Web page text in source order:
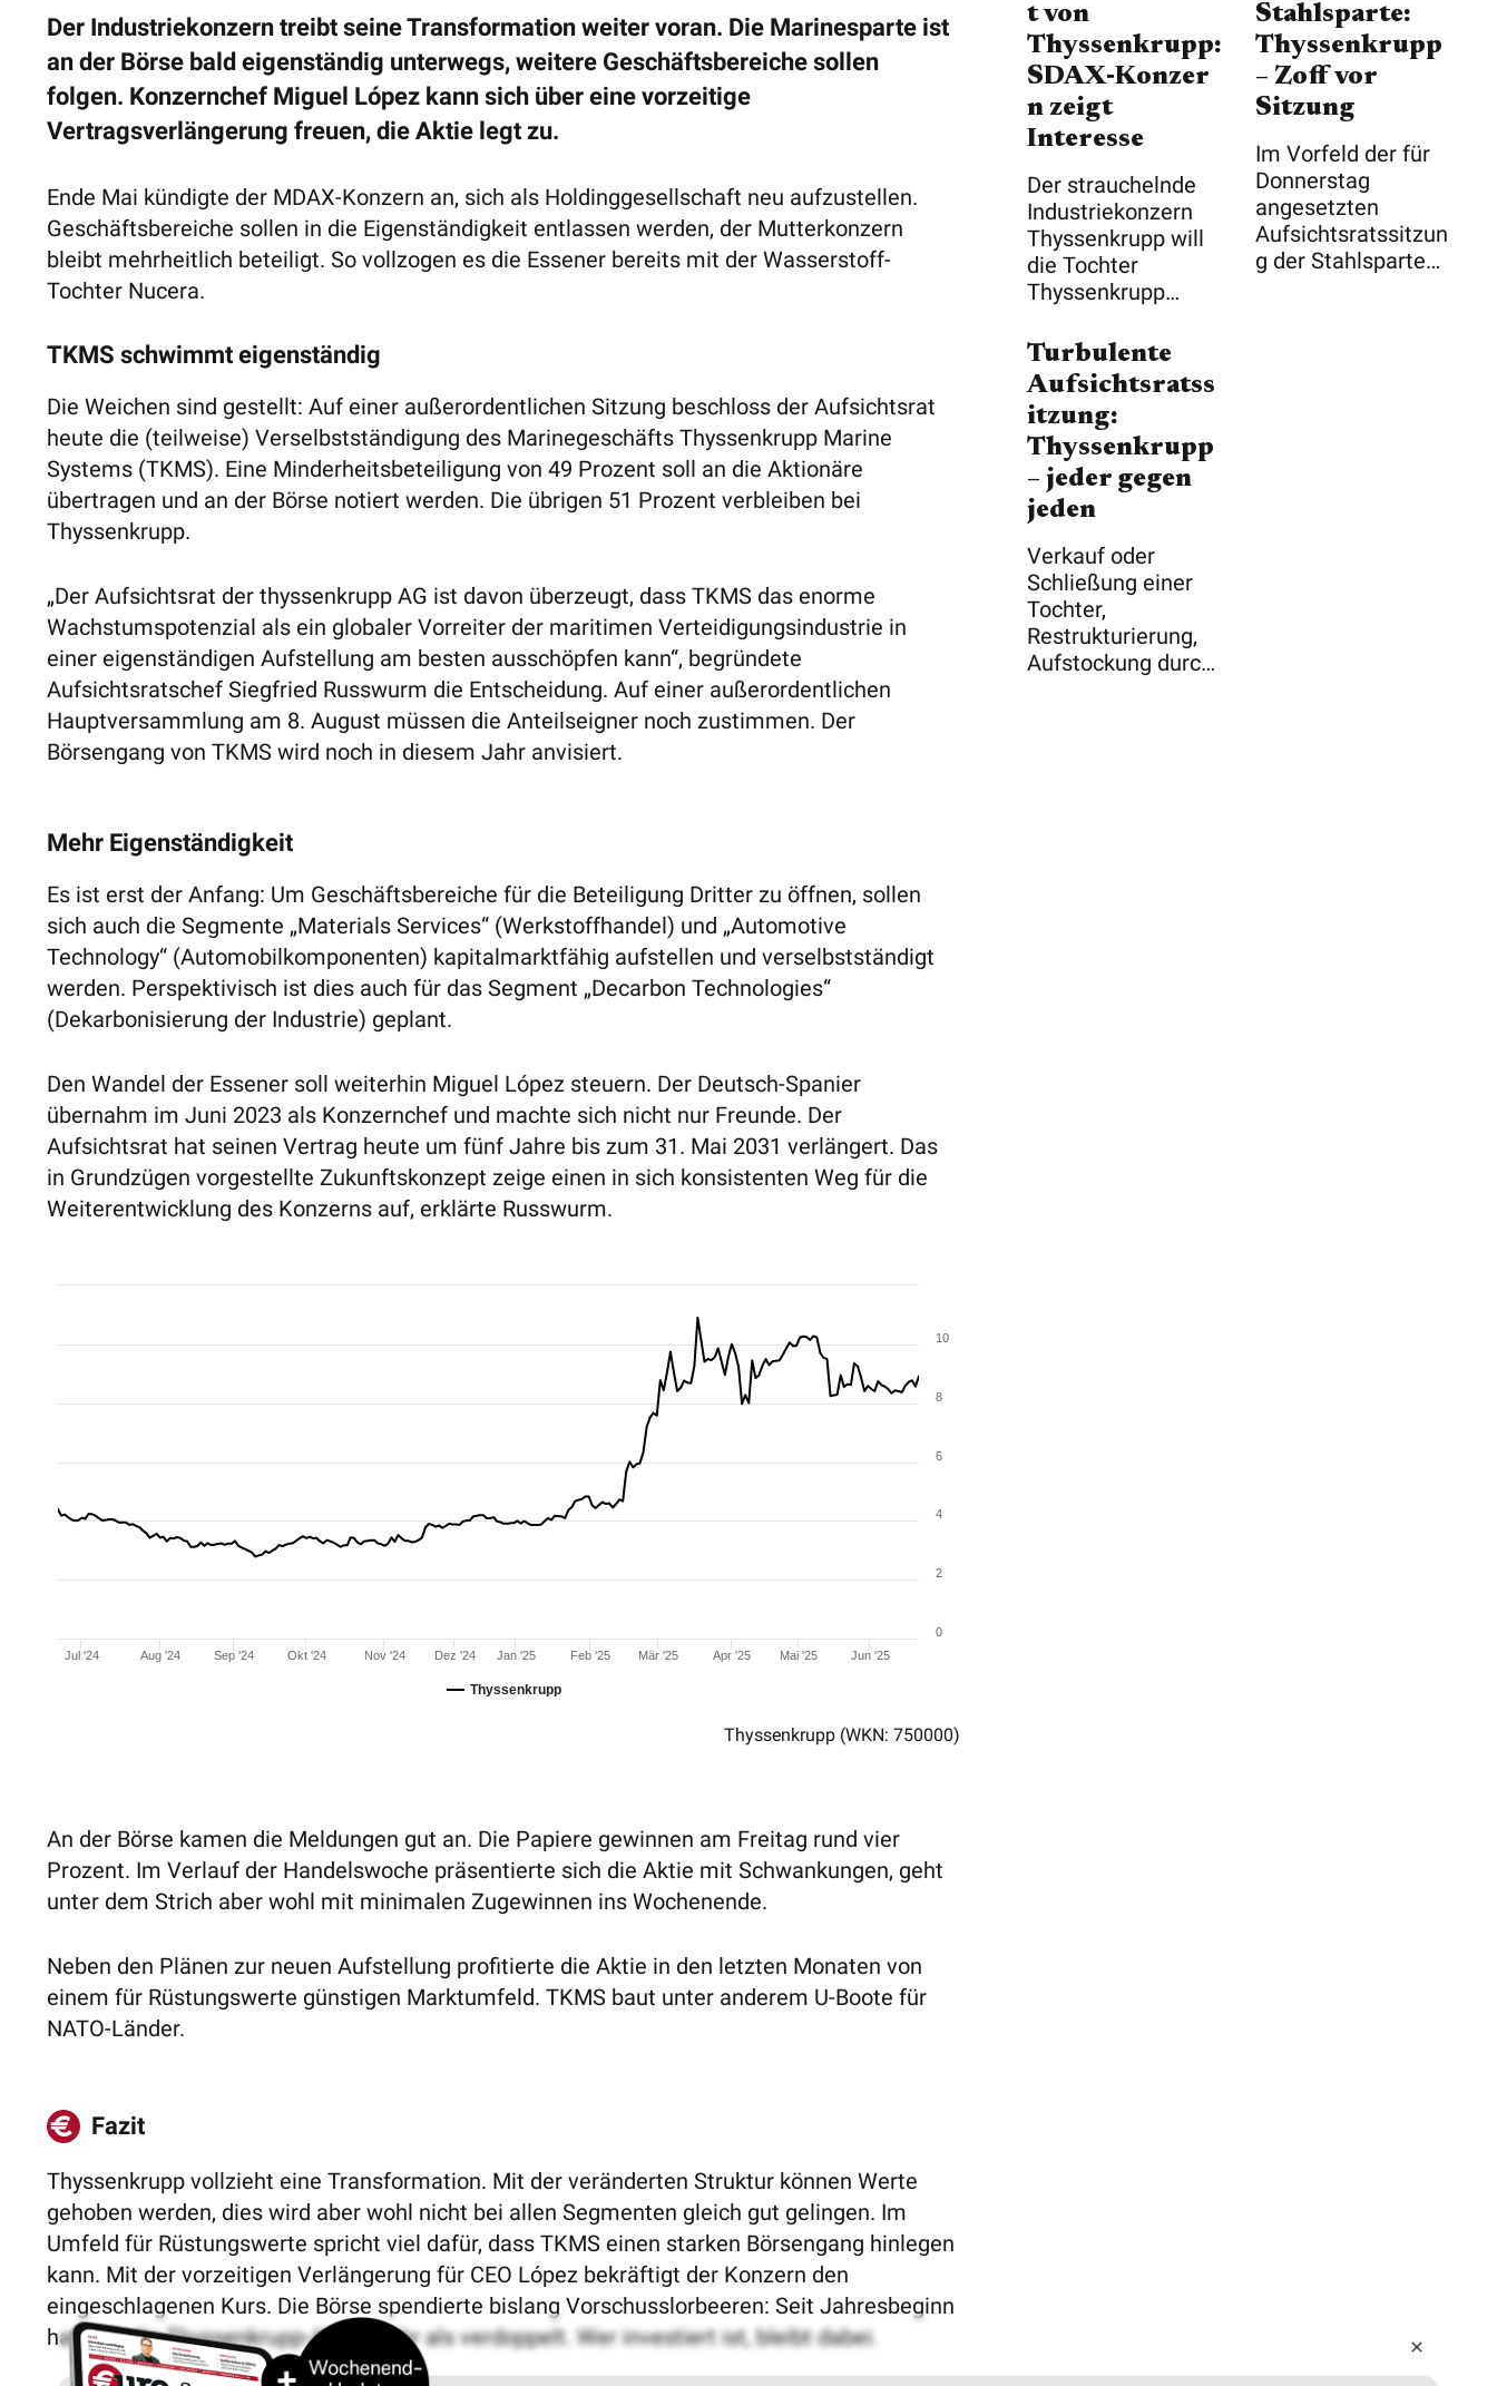
Der Industriekonzern treibt seine Transformation weiter voran. Die Marinesparte ist
an der Börse bald eigenständig unterwegs, weitere Geschäftsbereiche sollen
folgen. Konzernchef Miguel López kann sich über eine vorzeitige
Vertragsverlängerung freuen, die Aktie legt zu.
Ende Mai kündigte der MDAX-Konzern an, sich als Holdinggesellschaft neu aufzustellen.
Geschäftsbereiche sollen in die Eigenständigkeit entlassen werden, der Mutterkonzern
bleibt mehrheitlich beteiligt. So vollzogen es die Essener bereits mit der Wasserstoff-
Tochter Nucera.
TKMS schwimmt eigenständig
Die Weichen sind gestellt: Auf einer außerordentlichen Sitzung beschloss der Aufsichtsrat
heute die (teilweise) Verselbstständigung des Marinegeschäfts Thyssenkrupp Marine
Systems (TKMS). Eine Minderheitsbeteiligung von 49 Prozent soll an die Aktionäre
übertragen und an der Börse notiert werden. Die übrigen 51 Prozent verbleiben bei
Thyssenkrupp.
„Der Aufsichtsrat der thyssenkrupp AG ist davon überzeugt, dass TKMS das enorme
Wachstumspotenzial als ein globaler Vorreiter der maritimen Verteidigungsindustrie in
einer eigenständigen Aufstellung am besten ausschöpfen kann“, begründete
Aufsichtsratschef Siegfried Russwurm die Entscheidung. Auf einer außerordentlichen
Hauptversammlung am 8. August müssen die Anteilseigner noch zustimmen. Der
Börsengang von TKMS wird noch in diesem Jahr anvisiert.
Mehr Eigenständigkeit
Es ist erst der Anfang: Um Geschäftsbereiche für die Beteiligung Dritter zu öffnen, sollen
sich auch die Segmente „Materials Services“ (Werkstoffhandel) und „Automotive
Technology“ (Automobilkomponenten) kapitalmarktfähig aufstellen und verselbstständigt
werden. Perspektivisch ist dies auch für das Segment „Decarbon Technologies“
(Dekarbonisierung der Industrie) geplant.
Den Wandel der Essener soll weiterhin Miguel López steuern. Der Deutsch-Spanier
übernahm im Juni 2023 als Konzernchef und machte sich nicht nur Freunde. Der
Aufsichtsrat hat seinen Vertrag heute um fünf Jahre bis zum 31. Mai 2031 verlängert. Das
in Grundzügen vorgestellte Zukunftskonzept zeige einen in sich konsistenten Weg für die
Weiterentwicklung des Konzerns auf, erklärte Russwurm.
Thyssenkrupp
Jul '24 Aug '24 Sep '24 Okt '24 Nov '24 Dez '24 Jan '25 Feb '25 Mär '25 Apr '25 Mai '25 Jun '25
0
2
4
6
8
10
Thyssenkrupp (WKN: 750000)
An der Börse kamen die Meldungen gut an. Die Papiere gewinnen am Freitag rund vier
Prozent. Im Verlauf der Handelswoche präsentierte sich die Aktie mit Schwankungen, geht
unter dem Strich aber wohl mit minimalen Zugewinnen ins Wochenende.
Neben den Plänen zur neuen Aufstellung profitierte die Aktie in den letzten Monaten von
einem für Rüstungswerte günstigen Marktumfeld. TKMS baut unter anderem U-Boote für
NATO-Länder.
Fazit
Thyssenkrupp vollzieht eine Transformation. Mit der veränderten Struktur können Werte
gehoben werden, dies wird aber wohl nicht bei allen Segmenten gleich gut gelingen. Im
Umfeld für Rüstungswerte spricht viel dafür, dass TKMS einen starken Börsengang hinlegen
kann. Mit der vorzeitigen Verlängerung für CEO López bekräftigt der Konzern den
eingeschlagenen Kurs. Die Börse spendierte bislang Vorschusslorbeeren: Seit Jahresbeginn
hat sich die Thyssenkrupp-Aktie mehr als verdoppelt. Wer investiert ist, bleibt dabei.
t von
Thyssenkrupp:
SDAX‑Konzer
n zeigt
Interesse
Der strauchelnde
Industriekonzern
Thyssenkrupp will
die Tochter
Thyssenkrupp
(TKM ...
Stahlsparte:
Thyssenkrupp
– Zoff vor
Sitzung
Im Vorfeld der für
Donnerstag
angesetzten
Aufsichtsratssitzun
g der Stahlsparte
Turbulente
Aufsichtsratss
itzung:
Thyssenkrupp
– jeder gegen
jeden
Verkauf oder
Schließung einer
Tochter,
Restrukturierung,
Aufstockung durch